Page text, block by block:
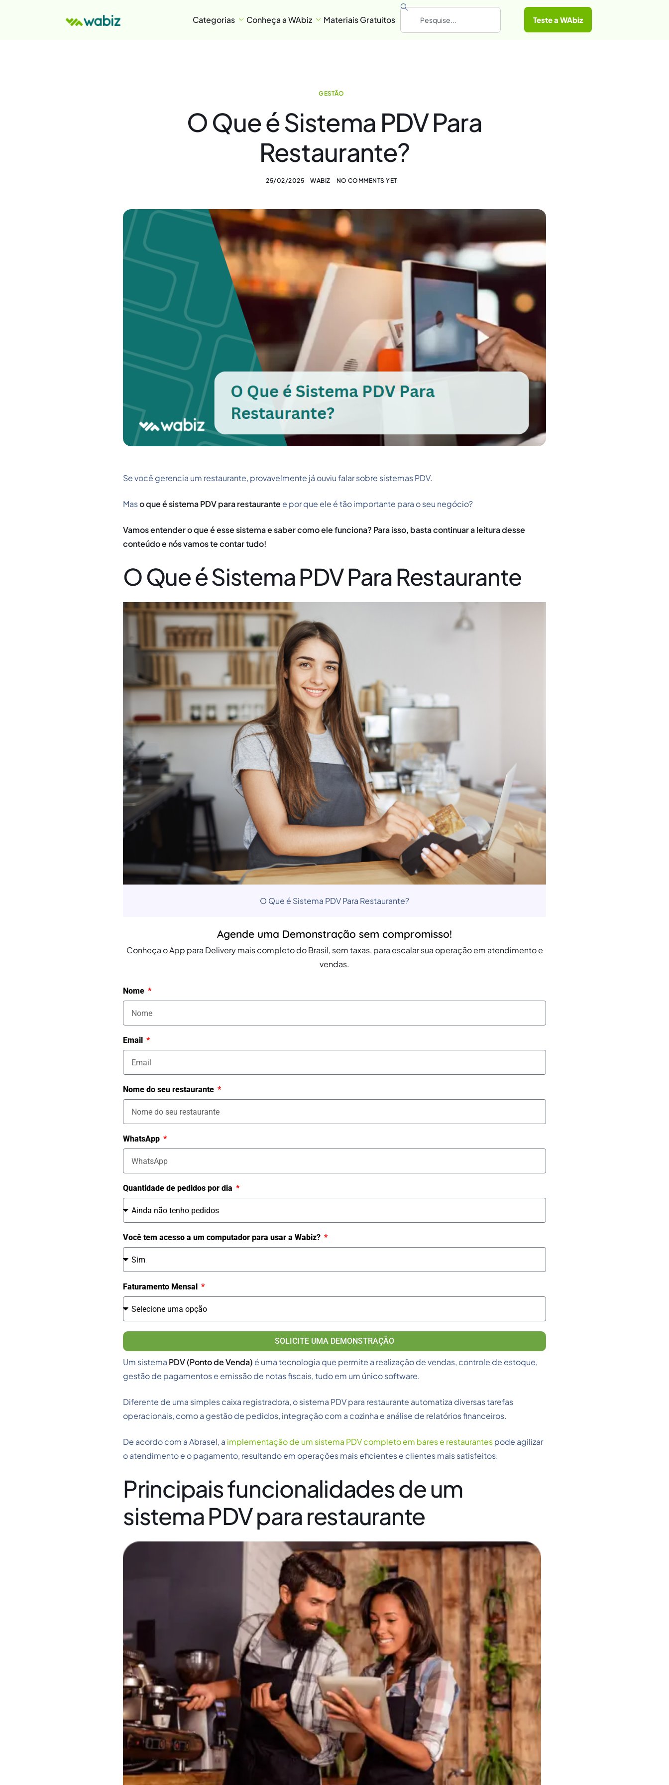
Categorias Conheça a WAbiz Materiais Gratuitos Teste a WAbiz
GESTÃO
O Que é Sistema PDV Para
Restaurante?
25/02/2025 WABIZ NO COMMENTS YET
Se você gerencia um restaurante, provavelmente já ouviu falar sobre sistemas PDV.
Maso que é sistema PDV para restaurante e por que ele é tão importante para o seu negócio?
Vamos entender o que é esse sistema e saber como ele funciona? Para isso, basta continuar a leitura desse
conteúdo e nós vamos te contar tudo!
O Que é Sistema PDV Para Restaurante
O Que é Sistema PDV Para Restaurante?
Agende uma Demonstração sem compromisso!
Conheça o App para Delivery mais completo do Brasil, sem taxas, para escalar sua operação em atendimento e
vendas.
Nome
Email
Nome do seu restaurante
WhatsApp
Quantidade de pedidos por dia
Você tem acesso a um computador para usar a Wabiz?
Faturamento Mensal
SOLICITE UMA DEMONSTRAÇÃO
Um sistema PDV (Ponto de Venda) é uma tecnologia que permite a realização de vendas, controle de estoque,
gestão de pagamentos e emissão de notas fiscais, tudo em um único software.
Diferente de uma simples caixa registradora, o sistema PDV para restaurante automatiza diversas tarefas
operacionais, como a gestão de pedidos, integração com a cozinha e análise de relatórios financeiros.
De acordo com a Abrasel, a implementação de um sistema PDV completo em bares e restaurantespode agilizar
o atendimento e o pagamento, resultando em operações mais eficientes e clientes mais satisfeitos.
Principais funcionalidades de um
sistema PDV para restaurante